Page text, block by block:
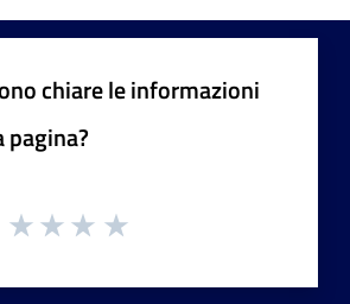
chiare le informazioni
pagina?